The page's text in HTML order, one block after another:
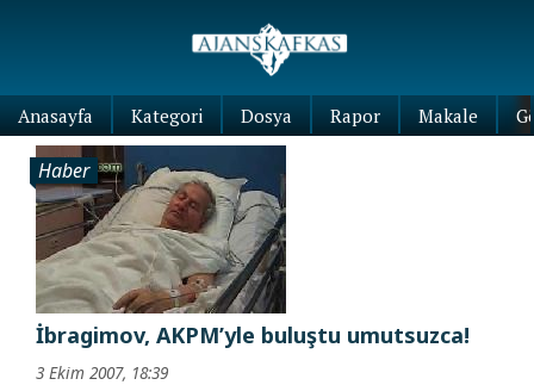
Anasayfa Kategori Dosya Rapor Makale
Haber
İbragimov, AKPM’yle buluştu umutsuzca!
3 Ekim 2007, 18:39